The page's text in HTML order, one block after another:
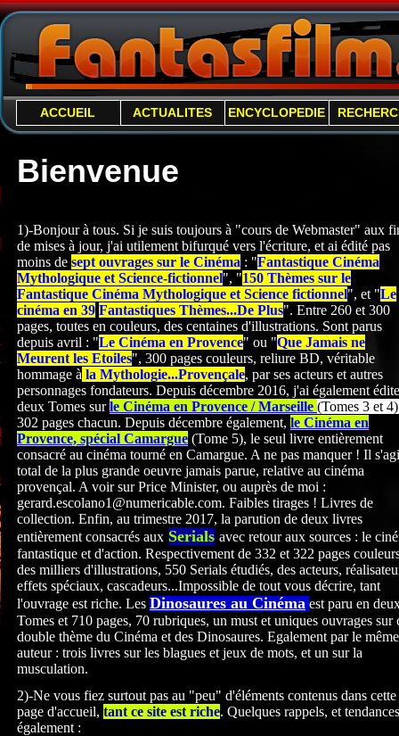
ACCUEIL ACTUALITES ENCYCLOPEDIE
Bienvenue
1)-Bonjour à tous. Si je suis toujours à "cours de Webmaster" aux
de mises à jour, j'ai utilement bifurqué vers l'écriture, et ai édité pas
moins de sept ouvrages sur le Cinéma : "Fantastique Cinéma
Mythologique et Science-fictionnel", "150 Thèmes sur le
Fantastique Cinéma Mythologique et Science fictionnel", et "Le
cinéma en 39 Fantastiques Thèmes...De Plus". Entre 260 et 300
pages, toutes en couleurs, des centaines d'illustrations. Sont parus
depuis avril : "Le Cinéma en Provence" ou "Que Jamais ne
Meurent les Etoiles", 300 pages couleurs, reliure BD, véritable
hommage à la Mythologie...Provençale, par ses acteurs et autres
personnages fondateurs. Depuis décembre 2016, j'ai également
deux Tomes surle Cinéma en Provence / Marseille (Tomes 3 et 4)
302 pages chacun. Depuis décembre également, le Cinéma en
Provence, spécial Camargue (Tome 5), le seul livre entièrement
consacré au cinéma tourné en Camargue. A ne pas manquer ! Il
total de la plus grande oeuvre jamais parue, relative au cinéma
provençal. A voir sur Price Minister, ou auprès de moi :
gerard.escolano1@numericable.com. Faibles tirages ! Livres de
collection. Enfin, au trimestre 2017, la parution de deux livres
entièrement consacrés aux Serials avec retour aux sources : le
fantastique et d'action. Respectivement de 332 et 322 pages
des milliers d'illustrations, 550 Serials étudiés, des acteurs,
effets spéciaux, cascadeurs...Impossible de tout vous décrire, tant
l'ouvrage est riche. Les Dinosaures au Cinéma est paru en
Tomes et 710 pages, 70 rubriques, un must et uniques ouvrages sur
double thème du Cinéma et des Dinosaures. Egalement par le même
auteur : trois livres sur les blagues et jeux de mots, et un sur la
musculation.
2)-Ne vous fiez surtout pas au "peu" d'éléments contenus dans cette
page d'accueil, tant ce site est riche. Quelques rappels, et tendances
également :